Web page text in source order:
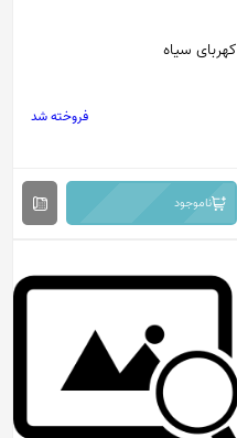
کهربای سیاه
فروخته شد
ناموجود